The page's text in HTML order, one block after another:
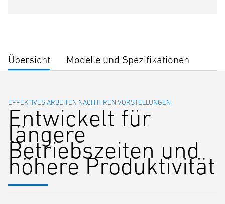
Übersicht Modelle und Spezifikationen
EFFEKTIVES ARBEITEN NACH IHREN VORSTELLUNGEN
Entwickelt für
längere
Betriebszeiten und
höhere Produktivität